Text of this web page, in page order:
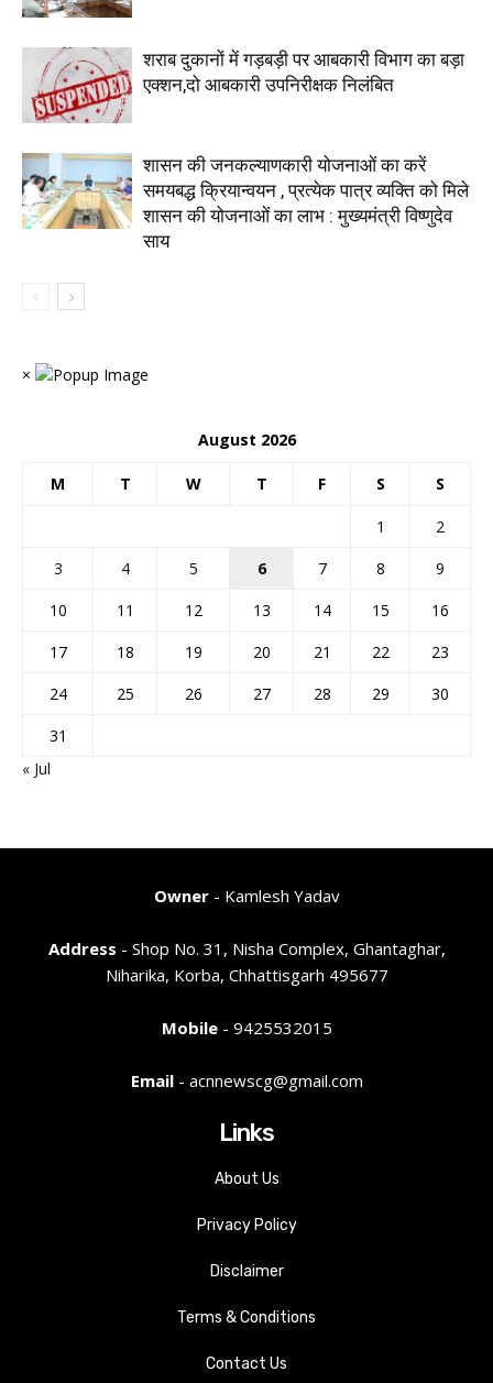
शराब दुकानों में गड़बड़ी पर आबकारी विभाग का बड़ा
एक्शन,दो आबकारी उपनिरीक्षक निलंबित
शासन की जनकल्याणकारी योजनाओं का करें
समयबद्ध क्रियान्वयन , प्रत्येक पात्र व्यक्ति को मिले
शासन की योजनाओं का लाभ : मुख्यमंत्री विष्णुदेव
साय
×
August 2026
M T W T F S S
1
2
3
4 5 6 7 8
9
10
11 12 13 14 15
16
17
18 19 20 21 22
23
24
25 26 27 28 29
30
31
« Jul
Owner- Kamlesh Yadav
Address - Shop No. 31, Nisha Complex, Ghantaghar,
Niharika, Korba, Chhattisgarh 495677
Mobile- 9425532015
Email- acnnewscg@gmail.com
Links
About Us
Privacy Policy
Disclaimer
Terms & Conditions
Contact Us